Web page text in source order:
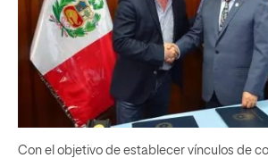
Con el objetivo de establecer vínculos de